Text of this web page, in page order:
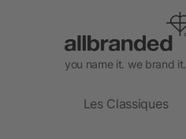
you name it. we brand it.
Les Classiques